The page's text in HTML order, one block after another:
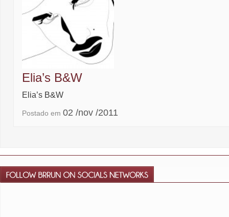
Elia’s B&W
Elia’s B&W
Postado em 02 /nov /2011